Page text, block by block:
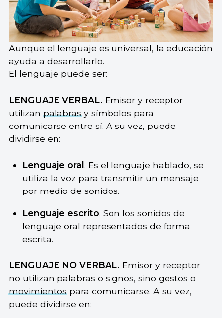
Aunque el lenguaje es universal, la educación
ayuda a desarrollarlo.
El lenguaje puede ser:
LENGUAJE VERBAL. Emisor y receptor
utilizanpalabrasy símbolos para
comunicarse entre sí. A su vez, puede
dividirse en:
Lenguaje oral . Es el lenguaje hablado, se
utiliza la voz para transmitir un mensaje
por medio de sonidos.
Lenguaje escrito. Son los sonidos de
lenguaje oral representados de forma
escrita.
LENGUAJE NO VERBAL. Emisor y receptor
no utilizan palabras o signos, sino gestos o
movimientospara comunicarse. A su vez,
puede dividirse en: